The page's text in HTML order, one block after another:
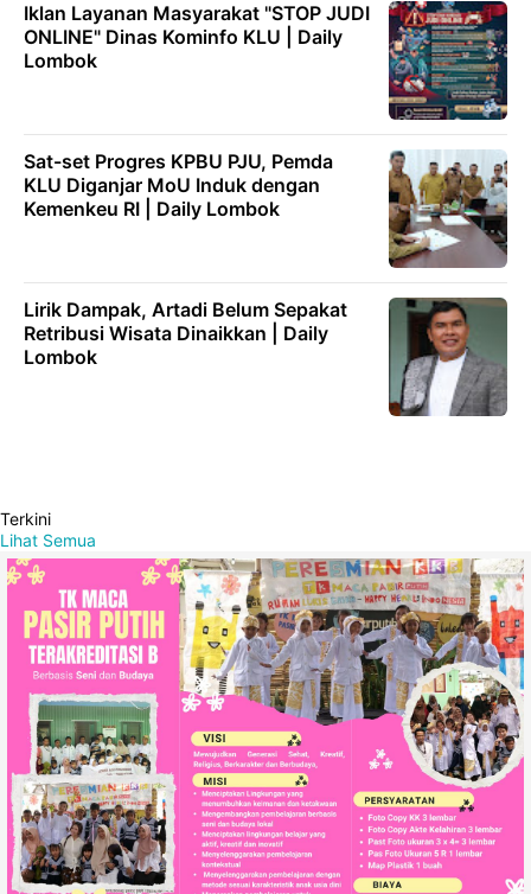
Iklan Layanan Masyarakat "STOP JUDI
ONLINE" Dinas Kominfo KLU | Daily
Lombok
Sat-set Progres KPBU PJU, Pemda
KLU Diganjar MoU Induk dengan
Kemenkeu RI | Daily Lombok
Lirik Dampak, Artadi Belum Sepakat
Retribusi Wisata Dinaikkan | Daily
Lombok
Terkini
Lihat Semua